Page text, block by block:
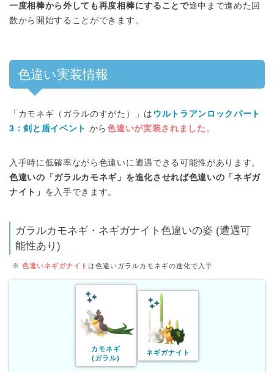
一度相棒から外しても再度相棒にすることで途中まで進めた回
数から開始することができます。
色違い実装情報
「カモネギ（ガラルのすがた）」は ウルトラアンロックパート
3：剣と盾イベント から色違いが実装されました 。
入手時に低確率ながら色違いに遭遇できる可能性があります。
色違いの「ガラルカモネギ」を進化させれば色違いの「ネギガ
ナイト」 を入手できます。
ガラルカモネギ・ネギガナイト色違いの姿 (遭遇可
能性あり)
※ 色違いネギガナイト は色違いガラルカモネギの進化で入手
カモネギ
(ガラル)
ネギガナイト